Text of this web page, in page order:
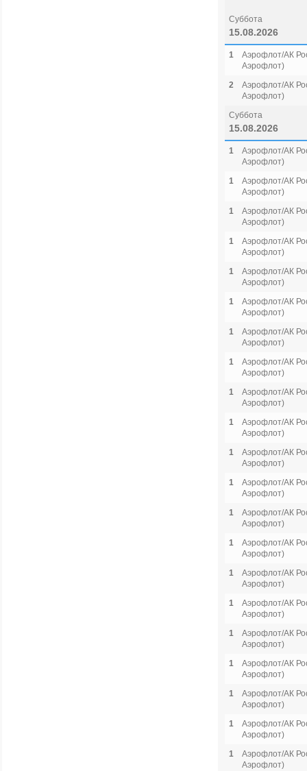
Суббота
15.08.2026
1
Аэрофлот/АК
Аэрофлот)
2
Аэрофлот/АК
Аэрофлот)
Суббота
15.08.2026
1
Аэрофлот/АК
Аэрофлот)
1
Аэрофлот/АК
Аэрофлот)
1
Аэрофлот/АК
Аэрофлот)
1
Аэрофлот/АК
Аэрофлот)
1
Аэрофлот/АК
Аэрофлот)
1
Аэрофлот/АК
Аэрофлот)
1
Аэрофлот/АК
Аэрофлот)
1
Аэрофлот/АК
Аэрофлот)
1
Аэрофлот/АК
Аэрофлот)
1
Аэрофлот/АК
Аэрофлот)
1
Аэрофлот/АК
Аэрофлот)
1
Аэрофлот/АК
Аэрофлот)
1
Аэрофлот/АК
Аэрофлот)
1
Аэрофлот/АК
Аэрофлот)
1
Аэрофлот/АК
Аэрофлот)
1
Аэрофлот/АК
Аэрофлот)
1
Аэрофлот/АК
Аэрофлот)
1
Аэрофлот/АК
Аэрофлот)
1
Аэрофлот/АК
Аэрофлот)
1
Аэрофлот/АК
Аэрофлот)
1
Аэрофлот/АК
Аэрофлот)